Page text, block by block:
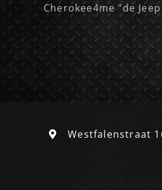
Cherokee4me "de
Westfalenstraat